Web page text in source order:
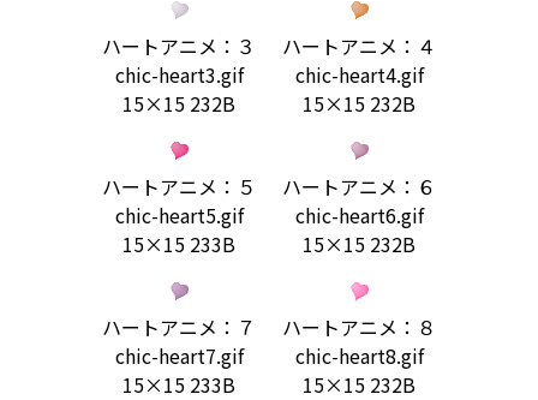
ハートアニメ：３
chic-heart3.gif
15×15 232B
ハートアニメ：４
chic-heart4.gif
15×15 232B
ハートアニメ：５
chic-heart5.gif
15×15 233B
ハートアニメ：６
chic-heart6.gif
15×15 232B
ハートアニメ：７
chic-heart7.gif
15×15 233B
ハートアニメ：８
chic-heart8.gif
15×15 232B